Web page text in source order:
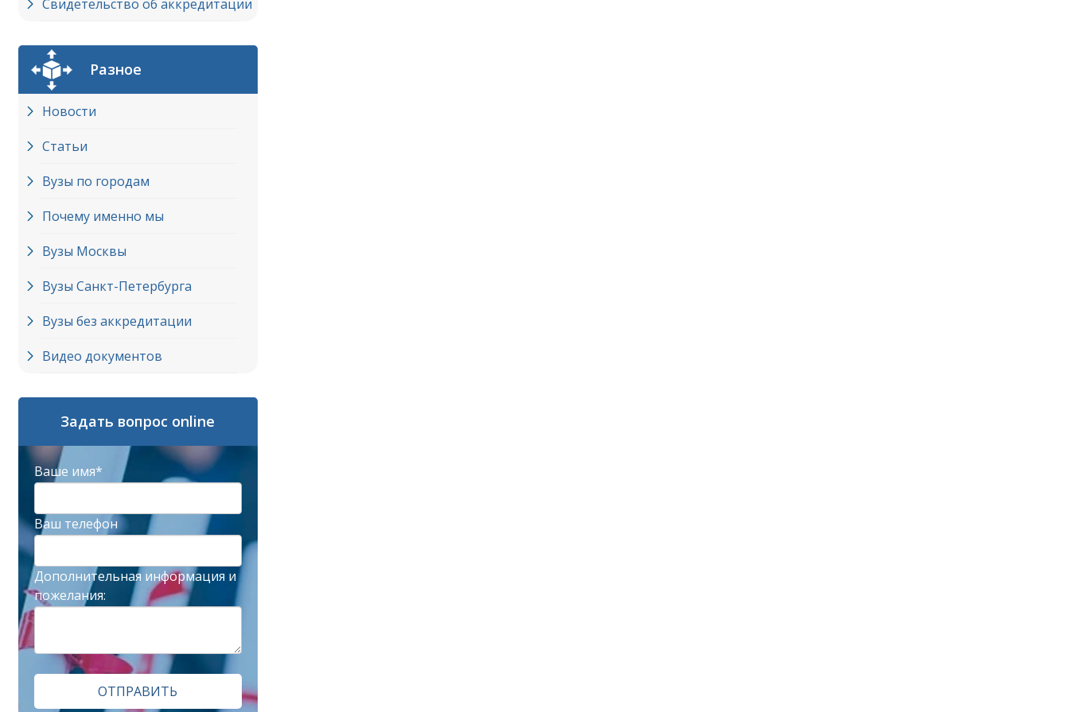
Свидетельство об аккредитации
Разное
Новости
Статьи
Вузы по городам
Почему именно мы
Вузы Москвы
Вузы Cанкт-Петербурга
Вузы без аккредитации
Видео документов
Задать вопрос online
Ваше имя*
Ваш телефон
Дополнительная информация и
пожелания:
ОТПРАВИТЬ